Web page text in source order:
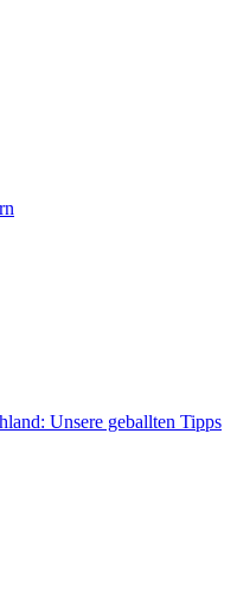
Unsere geballten Tipps